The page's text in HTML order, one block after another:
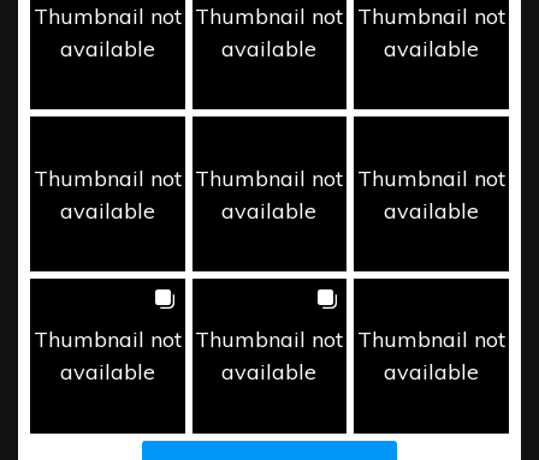
Thumbnail not
available
Thumbnail not
available
Thumbnail not
available
Thumbnail not
available
Thumbnail not
available
Thumbnail not
available
Thumbnail not
available
Thumbnail not
available
Thumbnail not
available